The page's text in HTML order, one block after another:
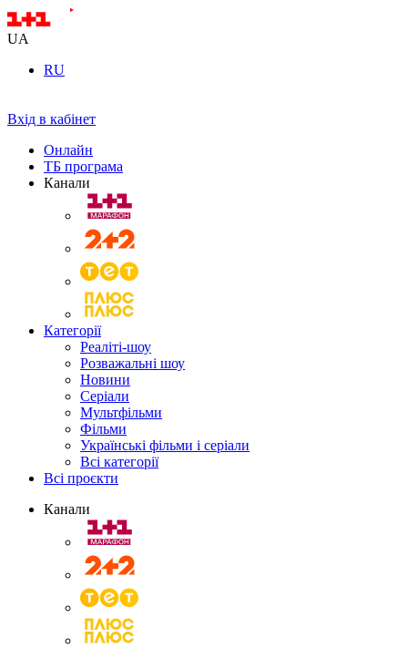
UA
RU
Вхід в кабінет
Онлайн
ТБ програма
Канали
Категорії
Реаліті-шоу
Розважальні шоу
Новини
Серіали
Мультфільми
Фільми
Українські фільми і серіали
Всі категорії
Всі проєкти
Канали